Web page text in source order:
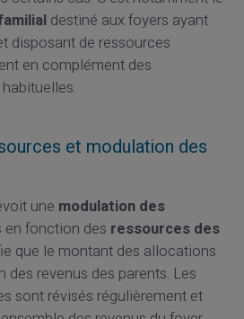
destiné aux foyers ayant
disposant de ressources
en complément des
et modulation des
une modulation des
fonction des ressources des
que le montant des allocations
des revenus des parents. Les
sont révisés régulièrement et